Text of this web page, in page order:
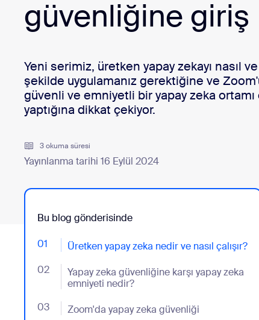
Zoom Müşteri Deneyimi
Geliştiriciler
Uygulamalar ve Entegrasyonlar
İndirme Merkezi +1.888.799.9666
güvenliğine giriş
Yeni serimiz, üretken yapay zekayı nasıl
şekilde uygulamanız gerektiğine ve
güvenli ve emniyetli bir yapay zeka
yaptığına dikkat çekiyor.
3 okuma süresi
Yayınlanma tarihi 16 Eylül 2024
Bu blog gönderisinde
01 Üretken yapay zeka nedir ve nasıl çalışır?
- Jumplink to Üretken yapay zeka nedir ve nasıl
02
Yapay zeka güvenliğine karşı yapay zeka
emniyeti nedir?
- Jumplink to Yapay zeka güvenliğine karşı yapay
03 Zoom'da yapay zeka güvenliği
- Jumplink to Zoom'da yapay zeka güvenliği